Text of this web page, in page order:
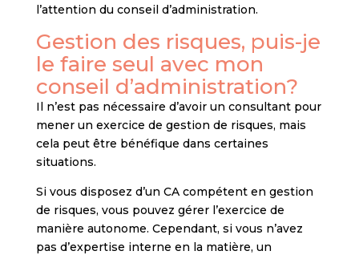
l’attention du conseil d’administration.
Gestion des risques, puis-je
le faire seul avec mon
conseil d’administration?
Il n’est pas nécessaire d’avoir un consultant pour
mener un exercice de gestion de risques, mais
cela peut être bénéfique dans certaines
situations.
Si vous disposez d’un CA compétent en gestion
de risques, vous pouvez gérer l’exercice de
manière autonome. Cependant, si vous n’avez
pas d’expertise interne en la matière, un